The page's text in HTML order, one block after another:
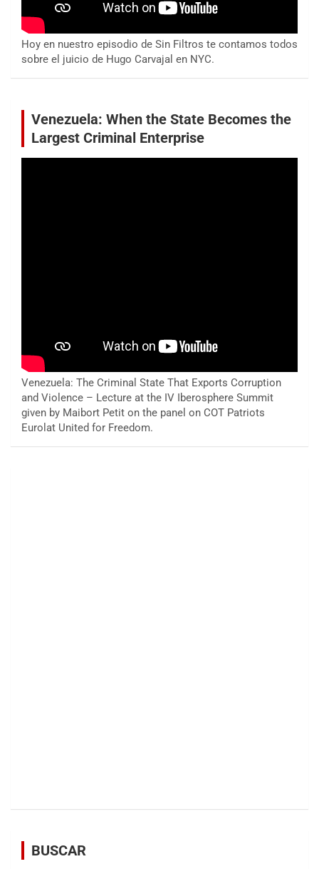
Hoy en nuestro episodio de Sin Filtros te contamos todos
sobre el juicio de Hugo Carvajal en NYC.
Venezuela: When the State Becomes the
Largest Criminal Enterprise
Venezuela: The Criminal State That Exports Corruption
and Violence – Lecture at the IV Iberosphere Summit
given by Maibort Petit on the panel on COT Patriots
Eurolat United for Freedom.
BUSCAR